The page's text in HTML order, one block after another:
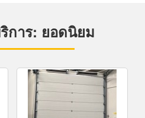
การ: ยอดนิยม